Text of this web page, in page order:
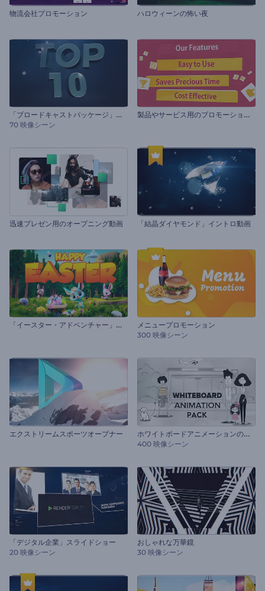
物流会社プロモーション ハロウィーンの怖い夜
「
ブロードキャストパッケージ」トップ10
70 映像シーン
製
品やサービス用のプロモーションビデオ
迅速プレゼン用のオープニング動画 「結晶ダイヤモンド」イントロ動画
「
イースター・アドベンチャー」のオープニング動画
メニュープロモーション
300 映像シーン
エクストリームスポーツオープナー ホ
ワイトボードアニメーションのセット
400 映像シーン
「デジタル企業」スライドショー
20 映像シーン
おしゃれな万華鏡
30 映像シーン